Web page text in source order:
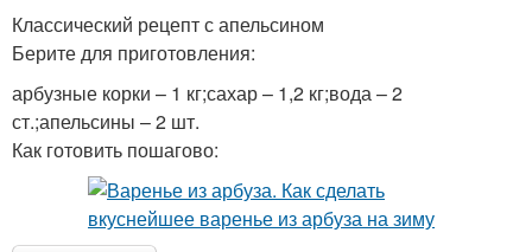
Классический рецепт с апельсином
Берите для приготовления:
арбузные корки – 1 кг;сахар – 1,2 кг;вода – 2
ст.;апельсины – 2 шт.
Как готовить пошагово: